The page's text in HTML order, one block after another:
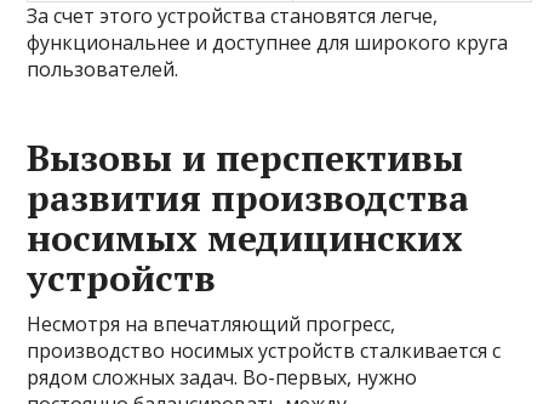
За счет этого устройства становятся легче,
функциональнее и доступнее для широкого круга
пользователей.
Вызовы и перспективы
развития производства
носимых медицинских
устройств
Несмотря на впечатляющий прогресс,
производство носимых устройств сталкивается с
рядом сложных задач. Во-первых, нужно